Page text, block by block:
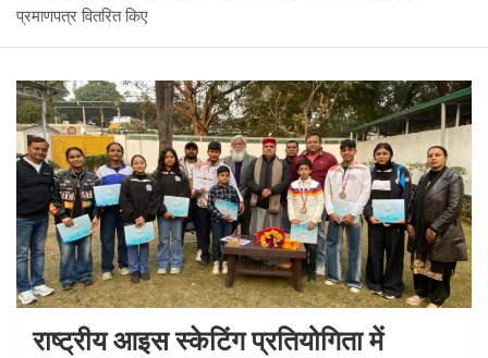
प्रमाणपत्र वितरित किए
राष्ट्रीय आइस स्केटिंग प्रतियोगिता में